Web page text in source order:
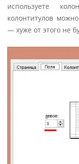
используете
колонтитулов
— хуже от этого не